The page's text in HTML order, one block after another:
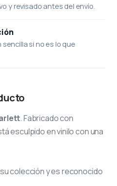
y revisado antes del envío.
si no es lo que
. Fabricado con
esculpido en vinilo con una
colección y es reconocido